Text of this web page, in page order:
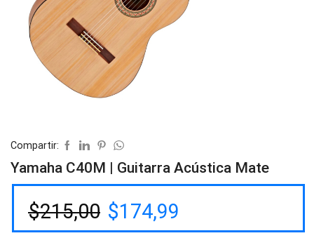
Compartir:
Yamaha C40M | Guitarra Acústica Mate
$215,00 $174,99